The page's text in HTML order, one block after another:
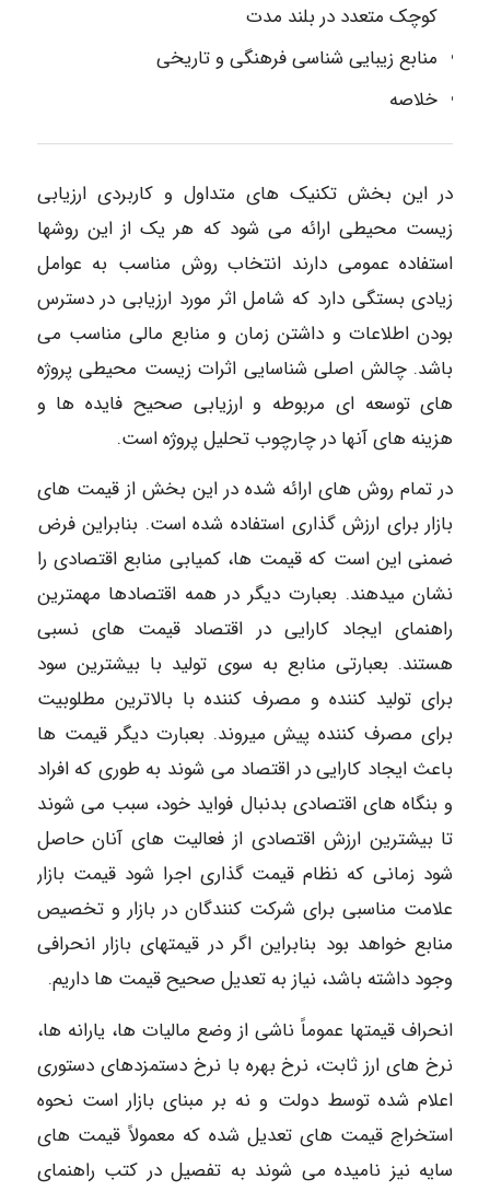
کوچک متعدد در بلند مدت
منابع زیبایی شناسی فرهنگی و تاریخی
خلاصه
در این بخش تکنیک های متداول و کاربردی ارزیابی
زیست محیطی ارائه می شود که هر یک از این روشها
استفاده عمومی دارند انتخاب روش مناسب به عوامل
زیادی بستگی دارد که شامل اثر مورد ارزیابی در دسترس
بودن اطلاعات و داشتن زمان و منابع مالی مناسب می
باشد. چالش اصلی شناسایی اثرات زیست محیطی پروژه
های توسعه ای مربوطه و ارزیابی صحیح فایده ها و
هزینه های آنها در چارچوب تحلیل پروژه است.
در تمام روش های ارائه شده در این بخش از قیمت های
بازار برای ارزش گذاری استفاده شده است. بنابراین فرض
ضمنی این است که قیمت ها، کمیابی منابع اقتصادی را
نشان میدهند. بعبارت دیگر در همه اقتصادها مهمترین
راهنمای ایجاد کارایی در اقتصاد قیمت های نسبی
هستند. بعبارتی منابع به سوی تولید با بیشترین سود
برای تولید کننده و مصرف کننده با بالاترین مطلوبیت
برای مصرف کننده پیش میروند. بعبارت دیگر قیمت ها
باعث ایجاد کارایی در اقتصاد می شوند به طوری که افراد
و بنگاه های اقتصادی بدنبال فواید خود، سبب می شوند
تا بیشترین ارزش اقتصادی از فعالیت های آنان حاصل
شود زمانی که نظام قیمت گذاری اجرا شود قیمت بازار
علامت مناسبی برای شرکت کنندگان در بازار و تخصیص
منابع خواهد بود بنابراین اگر در قیمتهای بازار انحرافی
وجود داشته باشد، نیاز به تعدیل صحیح قیمت ها داریم.
انحراف قیمتها عموماً ناشی از وضع مالیات ها، یارانه ها،
نرخ های ارز ثابت، نرخ بهره با نرخ دستمزدهای دستوری
اعلام شده توسط دولت و نه بر مبنای بازار است نحوه
استخراج قیمت های تعدیل شده که معمولاً قیمت های
سایه نیز نامیده می شوند به تفصیل در کتب راهنمای